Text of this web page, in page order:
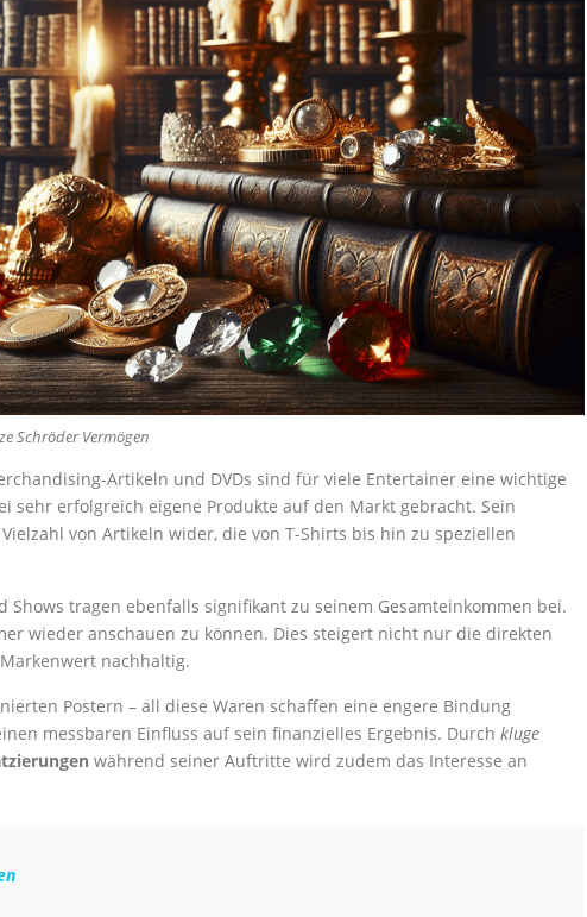
Schröder Vermögen
Artikeln und DVDs sind für viele Entertainer eine wichtige
sehr erfolgreich eigene Produkte auf den Markt gebracht. Sein
von Artikeln wider, die von T-Shirts bis hin zu speziellen
tragen ebenfalls signifikant zu seinem Gesamteinkommen bei.
wieder anschauen zu können. Dies steigert nicht nur die direkten
nachhaltig.
Postern – all diese Waren schaffen eine engere Bindung
messbaren Einfluss auf sein finanzielles Ergebnis. Durch kluge
während seiner Auftritte wird zudem das Interesse an